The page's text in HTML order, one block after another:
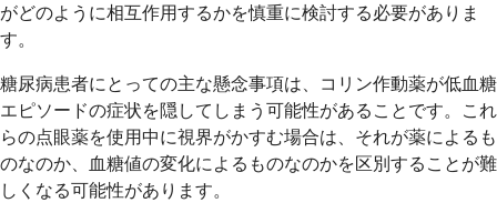
がどのように相互作用するかを慎重に検討する必要がありま
す。
糖尿病患者にとっての主な懸念事項は、コリン作動薬が低血糖
エピソードの症状を隠してしまう可能性があることです。これ
らの点眼薬を使用中に視界がかすむ場合は、それが薬によるも
のなのか、血糖値の変化によるものなのかを区別することが難
しくなる可能性があります。